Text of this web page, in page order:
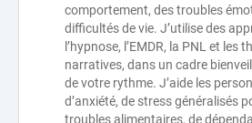
comportement, des troubles
difficultés de vie. J’utilise des
l’hypnose, l’EMDR, la PNL et les
narratives, dans un cadre
de votre rythme. J’aide les
d’anxiété, de stress généralisés
troubles alimentaires, de